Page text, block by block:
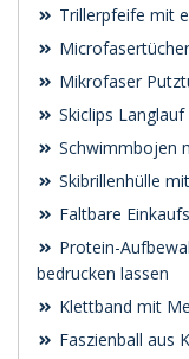
Trillerpfeife mit
Mikrofaser
Skiclips
Schwimmbojen
Skibrillenhülle
Faltbare
Protein-
bedrucken lassen
Klettband mit
Faszienball aus